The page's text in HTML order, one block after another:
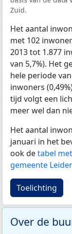
Zuid.
Het aantal
met 102
2013 tot 1.877
van 5,7%). Het
hele periode
inwoners
tijd volgt een
meer wel dan
Het aantal
januari in het
ook detabel
gemeente
Toelichting
Over de